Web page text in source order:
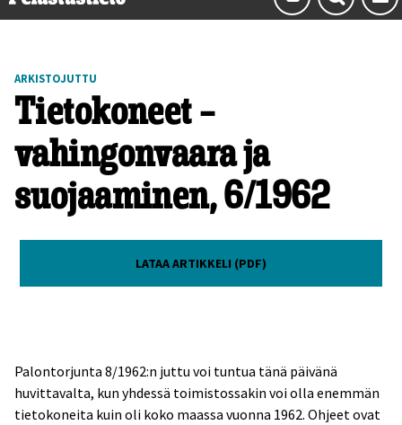
ARKISTOJUTTU
Tietokoneet –
vahingonvaara ja
suojaaminen, 6/1962
LATAA ARTIKKELI (PDF)
Palontorjunta 8/1962:n juttu voi tuntua tänä päivänä
huvittavalta, kun yhdessä toimistossakin voi olla enemmän
tietokoneita kuin oli koko maassa vuonna 1962. Ohjeet ovat